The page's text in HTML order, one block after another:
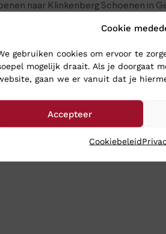
Cookie
gebruiken cookies om ervoor te
mogelijk draait. Als je doorgaat
gaan we er vanuit dat je
Accepteer
Cookiebeleid
naar Klinkenberg Schoenen
toch gewoon naar je op: